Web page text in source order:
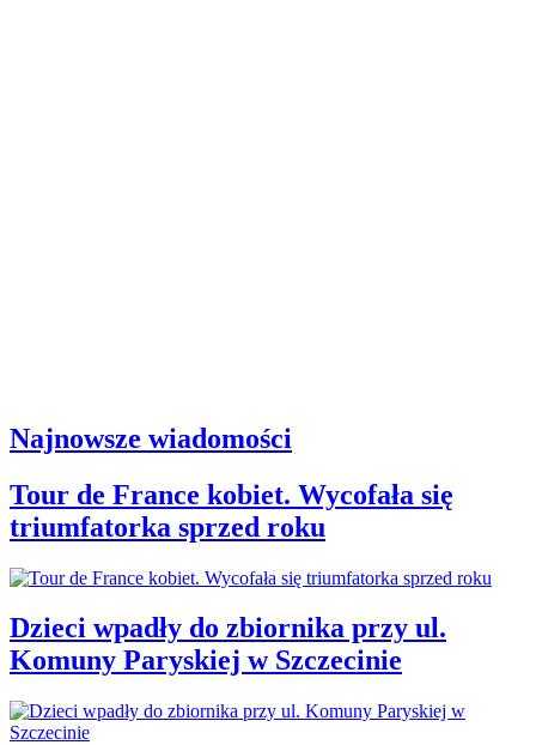
Najnowsze wiadomości
Tour de France kobiet. Wycofała się
triumfatorka sprzed roku
Dzieci wpadły do zbiornika przy ul.
Komuny Paryskiej w Szczecinie